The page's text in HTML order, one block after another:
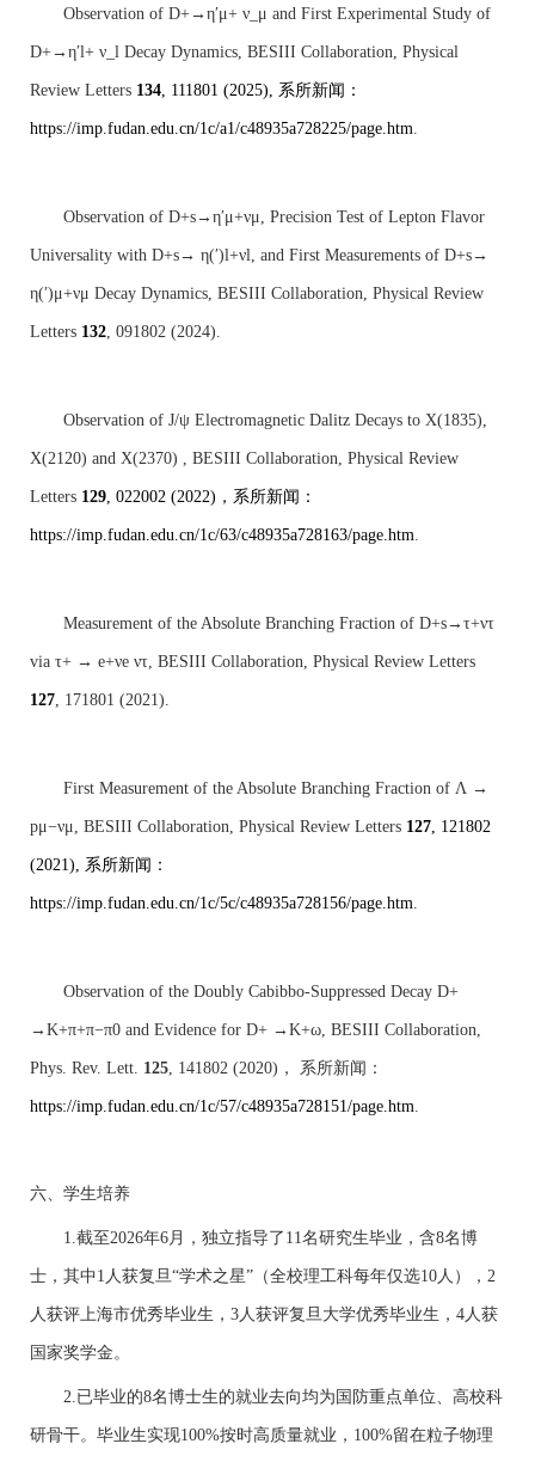
Observation of D+→η′μ+ ν_μ and First Experimental Study of
D+→η′l+ ν_l Decay Dynamics, BESIII Collaboration, Physical
Review Letters 134 , 111801 (2025), 系所新闻：
https://imp.fudan.edu.cn/1c/a1/c48935a728225/page.htm
Observation of D+s→η′μ+νμ, Precision Test of Lepton Flavor
Universality with D+s→ η(′)l+νl, and First Measurements of D+s→
η(′)μ+νμ Decay Dynamics, BESIII Collaboration, Physical Review
Letters 132 , 091802 (2024).
Observation of J/ψ Electromagnetic Dalitz Decays to X(1835),
X(2120) and X(2370) , BESIII Collaboration, Physical Review
Letters 129 , 022002 (2022) ，系所新闻：
https://imp.fudan.edu.cn/1c/63/c48935a728163/page.htm
Measurement of the Absolute Branching Fraction of D+s→τ+ντ
via τ+ → e+νe ντ, BESIII Collaboration, Physical Review Letters
127 , 171801 (2021).
First Measurement of the Absolute Branching Fraction of Λ →
pμ−νμ, BESIII Collaboration, Physical Review Letters 127 , 121802
(2021), 系所新闻：
https://imp.fudan.edu.cn/1c/5c/c48935a728156/page.htm
Observation of the Doubly Cabibbo-Suppressed Decay D+
→K+π+π−π0 and Evidence for D+ →K+ω, BESIII Collaboration,
Phys. Rev. Lett. 125 , 141802 (2020) ， 系所新闻：
https://imp.fudan.edu.cn/1c/57/c48935a728151/page.htm
六、学生培养
1.截至2026年6月，独立指导了11名研究生毕业，含8名博
士，其中1人获复旦“学术之星”（全校理工科每年仅选10人），2
人获评上海市优秀毕业生，3人获评复旦大学优秀毕业生，4人获
国家奖学金。
2.已毕业的8名博士生的就业去向均为国防重点单位、高校科
研骨干。毕业生实现100%按时高质量就业，100%留在粒子物理